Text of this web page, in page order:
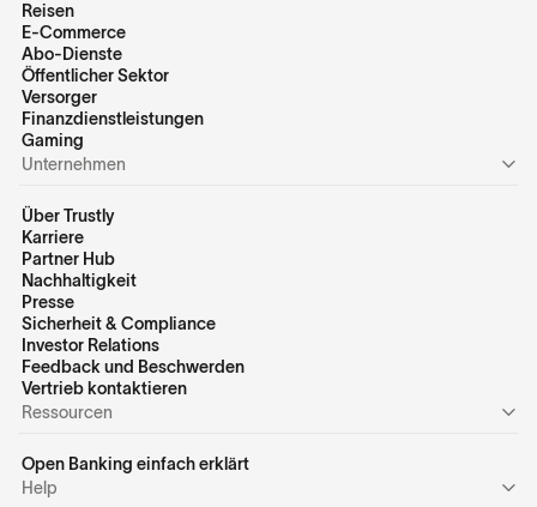
Reisen
E-Commerce
Abo-Dienste
Öffentlicher Sektor
Versorger
Finanzdienstleistungen
Gaming
Unternehmen
Über Trustly
Karriere
Partner Hub
Nachhaltigkeit
Presse
Sicherheit & Compliance
Investor Relations
Feedback und Beschwerden
Vertrieb kontaktieren
Ressourcen
Open Banking einfach erklärt
Help